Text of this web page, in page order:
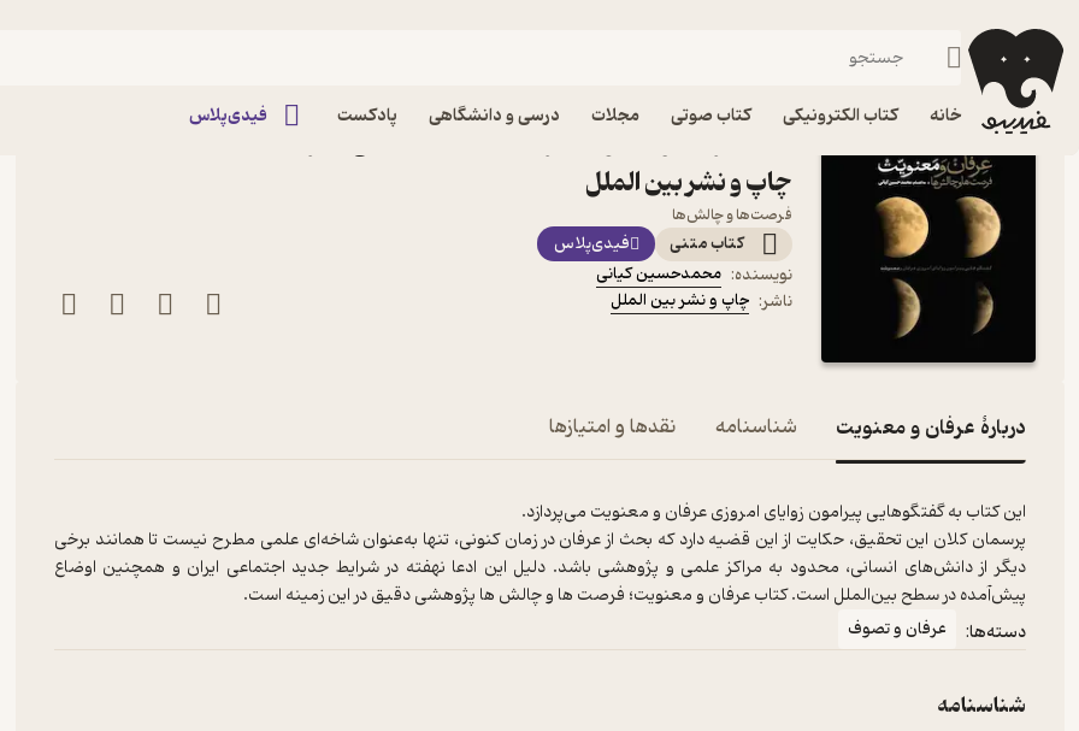
خانه کتاب الکترونیکی کتاب صوتی مجلات درسی و دانشگاهی پادکست فیدی‌پلاس
فیدیبو کتاب الکترونیکی
چاپ و نشر بین الملل
فرصت‌ها و چالش‌ها
کتاب متنی
فیدی‌پلاس
نویسنده: محمدحسین کیانی
ناشر: چاپ و نشر بین الملل
دربارۀ عرفان و معنویت شناسنامه نقدها و امتیازها
این کتاب به گفتگوهایی پیرامون زوایای امروزی عرفان و معنویت می‌پردازد.
پرسمان کلان این تحقیق، حکایت از این قضیه دارد که بحث از عرفان در زمان کنونی، تنها به‌عنوان شاخه‌ای علمی مطرح نیست تا همانند برخی
دیگر از دانش‌های انسانی، محدود به مراکز علمی و پژوهشی باشد. دلیل این ادعا نهفته در شرایط جدید اجتماعی ایران و همچنین اوضاع
پیش‌آمده در سطح بین‌الملل است. کتاب عرفان و معنویت؛ فرصت ها و چالش ها پژوهشی دقیق در این زمینه است.
دسته‌ها: عرفان و تصوف
شناسنامه